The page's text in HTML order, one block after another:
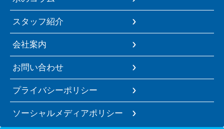
スタッフ紹介
会社案内
お問い合わせ
プライバシーポリシー
ソーシャルメディアポリシー